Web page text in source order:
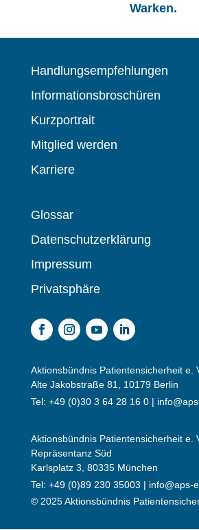
Warken.
Handlungsempfehlungen
Informationsbroschüren
Kurzportrait
Mitglied werden
Karriere
Glossar
Datenschutzerklärung
Impressum
Privatsphäre
© 2025 Aktionsbündnis
Aktionsbündnis Patientensicherheit e.
Alte Jakobstraße 81, 10179 Berlin
Tel: +49 (0)30 3 64 28 16 0 |
Aktionsbündnis Patientensicherheit e.
Repräsentanz Süd
Karlsplatz 3, 80335 München
Tel: +49 (0)89 230 35003 | info@aps-